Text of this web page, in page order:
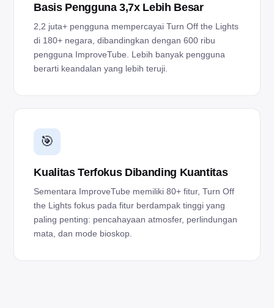
Basis Pengguna 3,7x Lebih Besar
2,2 juta+ pengguna mempercayai Turn Off the Lights
di 180+ negara, dibandingkan dengan 600 ribu
pengguna ImproveTube. Lebih banyak pengguna
berarti keandalan yang lebih teruji.
🎯
Kualitas Terfokus Dibanding Kuantitas
Sementara ImproveTube memiliki 80+ fitur, Turn Off
the Lights fokus pada fitur berdampak tinggi yang
paling penting: pencahayaan atmosfer, perlindungan
mata, dan mode bioskop.